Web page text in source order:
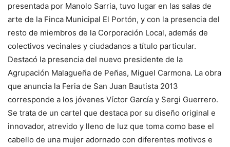
presentada por Manolo Sarria, tuvo lugar en las salas de
arte de la Finca Municipal El Portón, y con la presencia del
resto de miembros de la Corporación Local, además de
colectivos vecinales y ciudadanos a título particular.
Destacó la presencia del nuevo presidente de la
Agrupación Malagueña de Peñas, Miguel Carmona. La obra
que anuncia la Feria de San Juan Bautista 2013
corresponde a los jóvenes Víctor García y Sergi Guerrero.
Se trata de un cartel que destaca por su diseño original e
innovador, atrevido y lleno de luz que toma como base el
cabello de una mujer adornado con diferentes motivos e